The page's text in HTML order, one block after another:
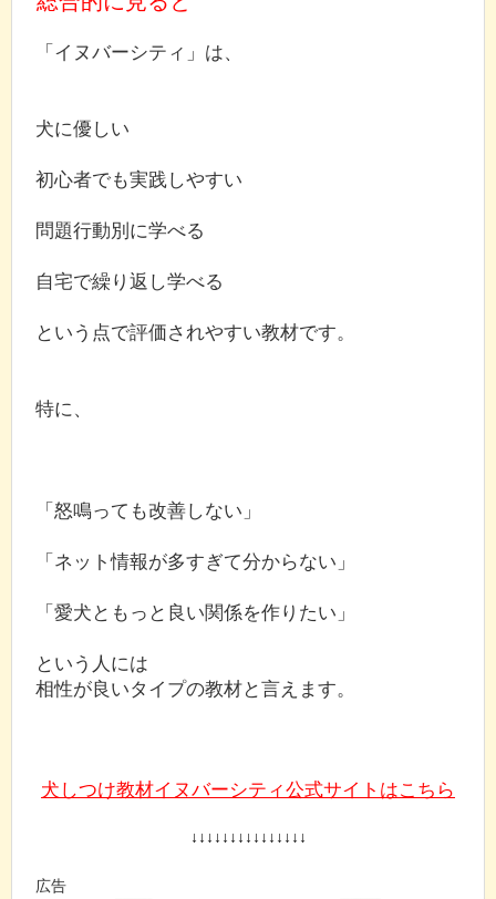
「イヌバーシティ」は、
犬に優しい
初心者でも実践しやすい
問題行動別に学べる
自宅で繰り返し学べる
という点で評価されやすい教材です。
特に、
「怒鳴っても改善しない」
「ネット情報が多すぎて分からない」
「愛犬ともっと良い関係を作りたい」
という人には
相性が良いタイプの教材と言えます。
犬しつけ教材イヌバーシティ公式サイトはこちら
↓↓↓↓↓↓↓↓↓↓↓↓↓↓↓
広告